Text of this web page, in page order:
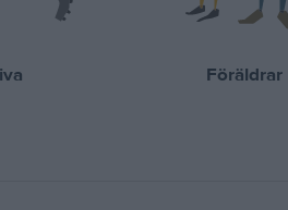
Föräldrar